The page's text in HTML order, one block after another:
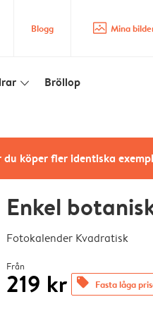
Blogg image_placeholder Mina
slim_arrow_down Bröllop
köper fler identiska
Enkel
Fotokalender Kvadratisk
Från
219 kr offers Fasta låga